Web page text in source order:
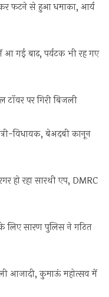
कुकर फटने से हुआ धमाका, आर्य
आ गई बाढ़, पर्यटक भी रह गए
पर गिरी बिजली
विधायक, बेअदबी कानून
हो रहा सारथी एप, DMRC
लिए सारण पुलिस ने गठित
आजादी, कुमाऊं महोत्सव में